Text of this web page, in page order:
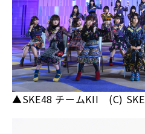
▲SKE48 チームKII (C) SKE